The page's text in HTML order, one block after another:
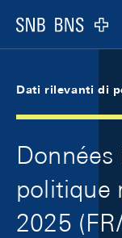
Logo
Dati rilevanti di
politique
2025